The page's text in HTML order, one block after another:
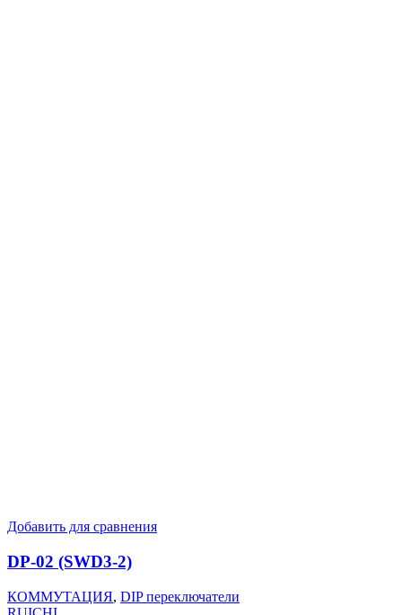
Добавить для сравнения
DP-02 (SWD3-2)
КОММУТАЦИЯ, DIP переключатели